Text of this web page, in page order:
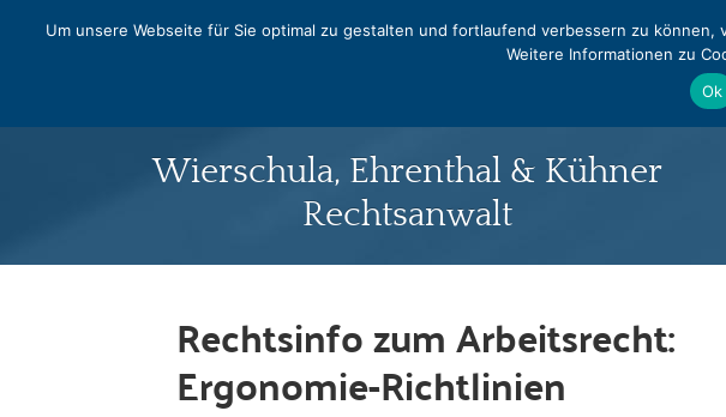
0331 - 240542 0331 - 240544
Norbert Pralat
Wierschula, Ehrenthal & Kühner
Rechtsanwalt
Rechtsinfo zum Arbeitsrecht:
Ergonomie-Richtlinien
Um unsere Webseite für Sie optimal zu gestalten und fortlaufend verbessern zu
Weitere Informationen zu
Ok